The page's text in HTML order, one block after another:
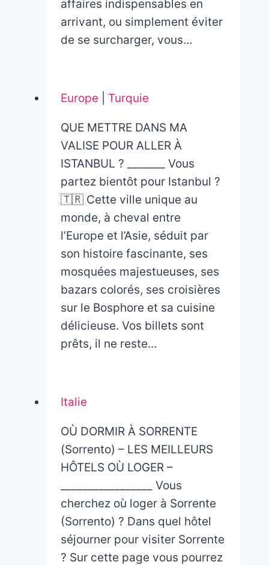
affaires indispensables en
arrivant, ou simplement éviter
de se surcharger, vous…
Europe Turquie
QUE METTRE DANS MA
VALISE POUR ALLER À
ISTANBUL ? _______ Vous
partez bientôt pour Istanbul ?
🇹🇷 Cette ville unique au
monde, à cheval entre
l’Europe et l’Asie, séduit par
son histoire fascinante, ses
mosquées majestueuses, ses
bazars colorés, ses croisières
sur le Bosphore et sa cuisine
délicieuse. Vos billets sont
prêts, il ne reste…
Italie
OÙ DORMIR À SORRENTE
(Sorrento) – LES MEILLEURS
HÔTELS OÙ LOGER –
_________________ Vous
cherchez où loger à Sorrente
(Sorrento) ? Dans quel hôtel
séjourner pour visiter Sorrente
? Sur cette page vous pourrez